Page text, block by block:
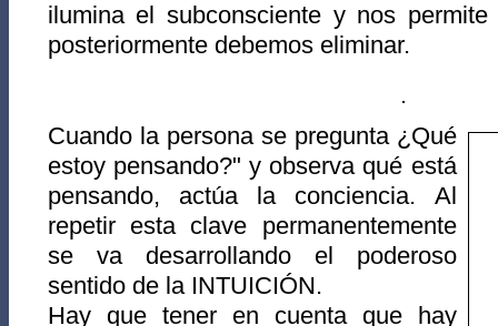
ilumina el subconsciente y nos
posteriormente debemos eliminar.
Cuando la persona se pregunta ¿Qué
estoy pensando?" y observa qué está
pensando, actúa la conciencia. Al
repetir esta clave permanentemente
se va desarrollando el poderoso
sentido de la INTUICIÓN.
Hay que tener en cuenta que hay